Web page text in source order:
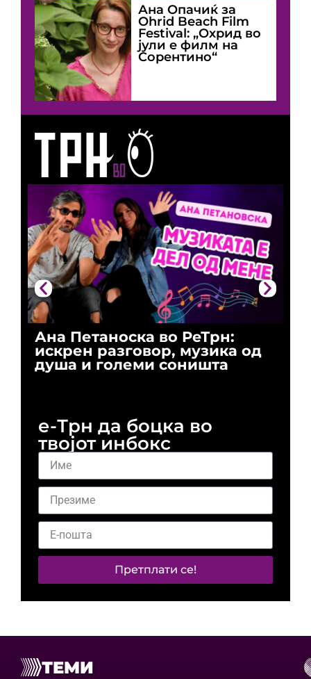
Ана Петаноска во РеТрн:
искрен разговор, музика од
душа и големи соништа
Ана Опачиќ за
Оhrid Beach Film
Festival: „Охрид во
јули е филм на
Сорентино“
е-Трн да боцка во
твојот инбокс
Претплати се!
ТЕМИ